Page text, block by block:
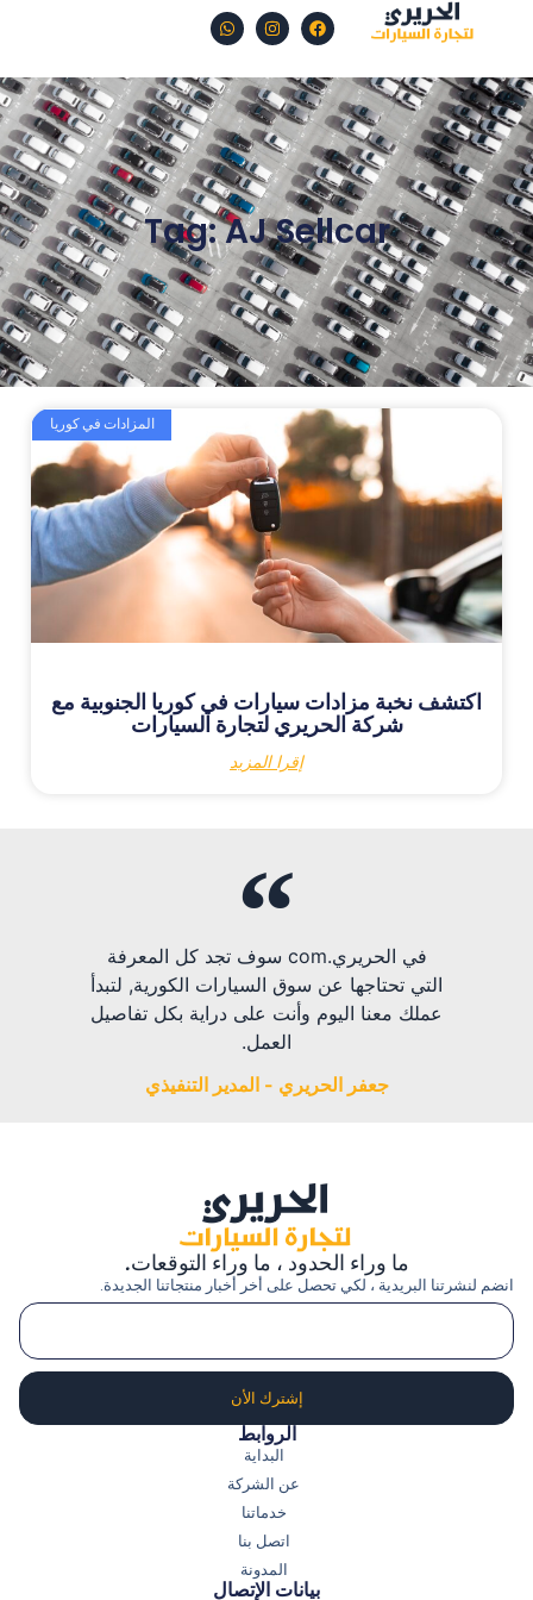
Tag: AJ Sellcar
المزادات في كوريا
اكتشف نخبة مزادات سيارات في كوريا الجنوبية مع
شركة الحريري لتجارة السيارات
إقرا المزيد
في الحريري.com سوف تجد كل المعرفة
التي تحتاجها عن سوق السيارات الكورية, لتبدأ
عملك معنا اليوم وأنت على دراية بكل تفاصيل
العمل.
جعفر الحريري - المدير التنفيذي
ما وراء الحدود ، ما وراء التوقعات.
انضم لنشرتنا البريدية ، لكي تحصل على أخر أخبار منتجاتنا الجديدة.
إشترك الأن
الروابط
البداية
عن الشركة
خدماتنا
اتصل بنا
المدونة
بيانات الإتصال